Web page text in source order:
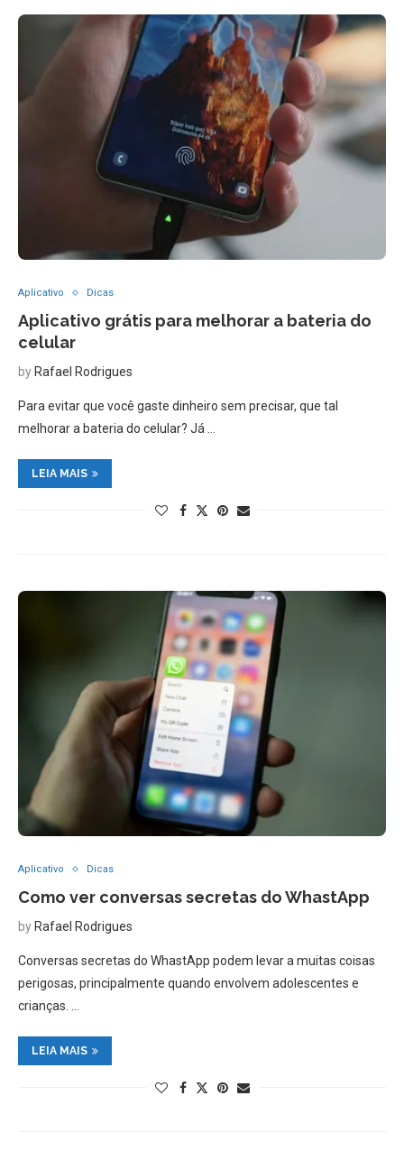
Aplicativo Dicas
Aplicativo grátis para melhorar a bateria do
celular
by Rafael Rodrigues
Para evitar que você gaste dinheiro sem precisar, que tal
melhorar a bateria do celular? Já …
LEIA MAIS
Aplicativo Dicas
Como ver conversas secretas do WhastApp
by Rafael Rodrigues
Conversas secretas do WhastApp podem levar a muitas coisas
perigosas, principalmente quando envolvem adolescentes e
crianças. …
LEIA MAIS